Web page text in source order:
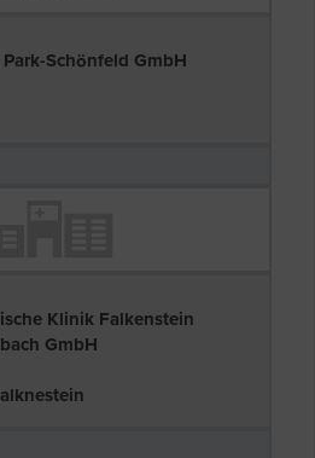
Schönfeld GmbH
Klinik Falkenstein
GmbH